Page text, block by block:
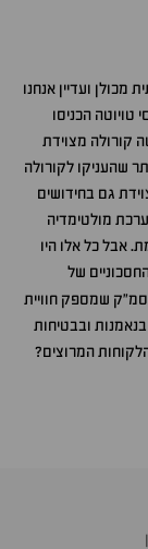
ועדיין אנחנו
הכניסו
קורולה מצוידת
שהעניקו לקורולה
גם בחידושים
מולטימדיה
אבל כל אלו היו
של
סמ"ק שמספק חוויית
ובבטיחות
המרוצים?